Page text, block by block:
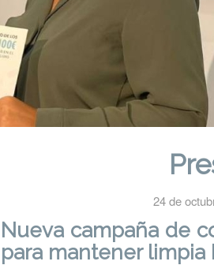
24 de
Nueva campaña de
para mantener limpia